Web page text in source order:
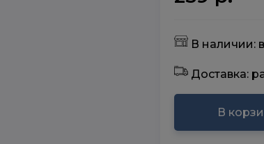
В наличии:
Доставка:
В